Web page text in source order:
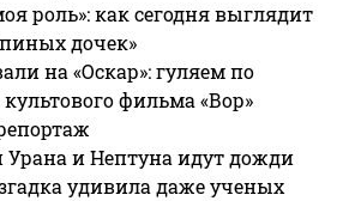
роль»: как сегодня выглядит
дочек»
на «Оскар»: гуляем по
фильма «Вор»
и Нептуна идут дожди
удивила даже ученых